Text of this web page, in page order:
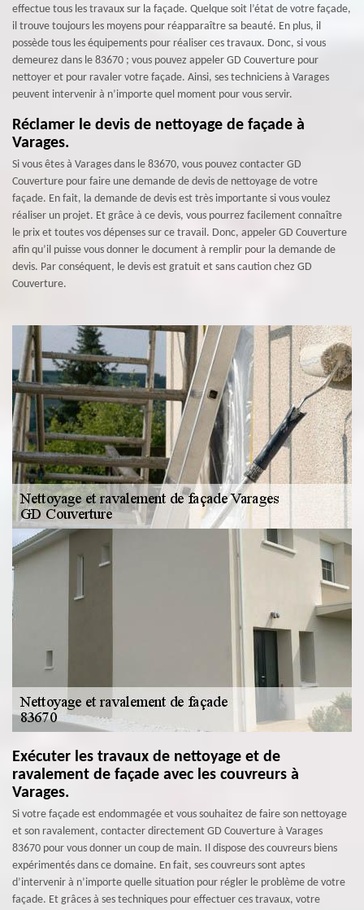
effectue tous les travaux sur la façade. Quelque soit l’état de votre façade,
il trouve toujours les moyens pour réapparaître sa beauté. En plus, il
possède tous les équipements pour réaliser ces travaux. Donc, si vous
demeurez dans le 83670 ; vous pouvez appeler GD Couverture pour
nettoyer et pour ravaler votre façade. Ainsi, ses techniciens à Varages
peuvent intervenir à n’importe quel moment pour vous servir.
Réclamer le devis de nettoyage de façade à
Varages.
Si vous êtes à Varages dans le 83670, vous pouvez contacter GD
Couverture pour faire une demande de devis de nettoyage de votre
façade. En fait, la demande de devis est très importante si vous voulez
réaliser un projet. Et grâce à ce devis, vous pourrez facilement connaître
le prix et toutes vos dépenses sur ce travail. Donc, appeler GD Couverture
afin qu’il puisse vous donner le document à remplir pour la demande de
devis. Par conséquent, le devis est gratuit et sans caution chez GD
Couverture.
Exécuter les travaux de nettoyage et de
ravalement de façade avec les couvreurs à
Varages.
Si votre façade est endommagée et vous souhaitez de faire son nettoyage
et son ravalement, contacter directement GD Couverture à Varages
83670 pour vous donner un coup de main. Il dispose des couvreurs biens
expérimentés dans ce domaine. En fait, ses couvreurs sont aptes
d’intervenir à n’importe quelle situation pour régler le problème de votre
façade. Et grâces à ses techniques pour effectuer ces travaux, votre